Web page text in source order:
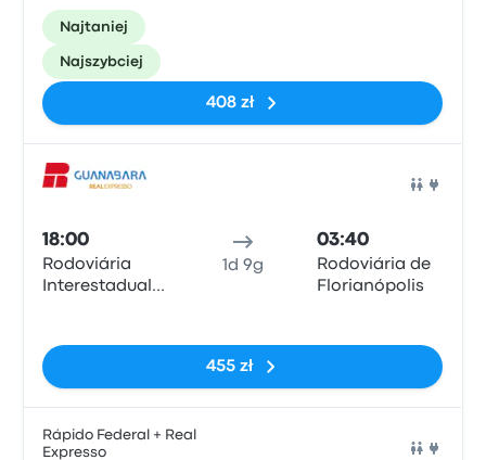
Najtaniej
Najszybciej
408 zł
18:00
Rodoviária
Interestadual
1d 9g
03:40
Rodoviária de
Florianópolis
455 zł
Rápido Federal + Real
Expresso